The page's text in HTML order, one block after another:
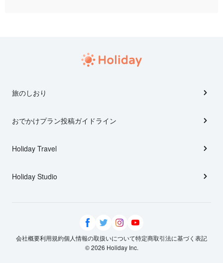
旅のしおり
おでかけプラン投稿ガイドライン
Holiday Travel
Holiday Studio
会社概要利用規約個人情報の取扱いについて特定商取引法に基づく表記
© 2026 Holiday Inc.